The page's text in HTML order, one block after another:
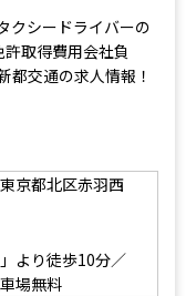
クシードライバーの
取得費用会社負
都交通の求人情報！
京都北区赤羽西
より徒歩10分／
場無料